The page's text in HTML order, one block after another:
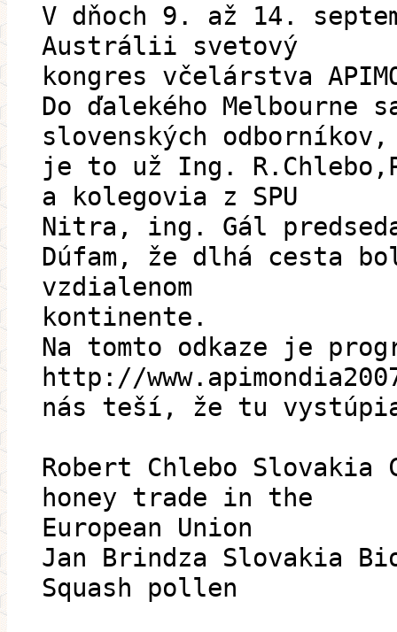
V dňoch 9. až 14.
Austrálii svetový
kongres včelárstva
Do ďalekého Melbourne
slovenských
je to už Ing.
a kolegovia z SPU
Nitra, ing. Gál
Dúfam, že dlhá cesta
vzdialenom
kontinente.
Na tomto odkaze je
http://
nás teší, že tu
Robert Chlebo Slovakia
honey trade in the
European Union
Jan Brindza Slovakia
Squash pollen